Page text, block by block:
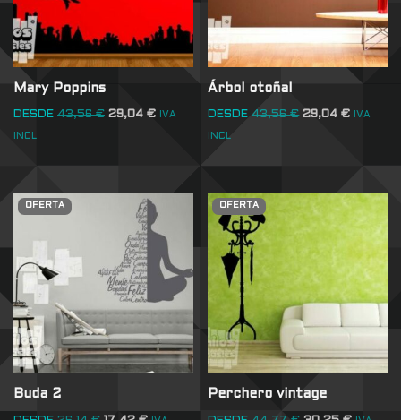
Mary Poppins
DESDE 43,56€ 29,04 € IVA
INCL
Árbol otoñal
DESDE 43,56€ 29,04€ IVA
INCL
OFERTA
Buda 2
OFERTA
Perchero vintage